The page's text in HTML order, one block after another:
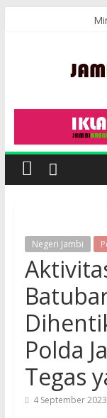
Negeri Jambi
Polda
Tegas
4 September 2023